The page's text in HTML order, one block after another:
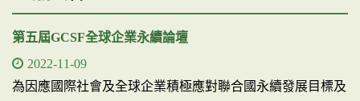
第五屆GCSF全球企業永續論壇
2022-11-09
為因應國際社會及全球企業積極應對聯合國永續發展目標及